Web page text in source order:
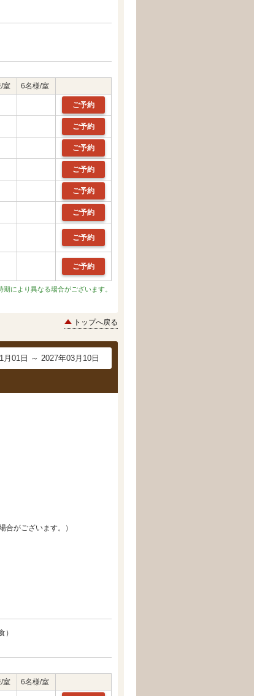
室 6名様/室
ご予約
ご予約
ご予約
ご予約
ご予約
ご予約
ご予約
ご予約
により異なる場合がございます。
トップへ戻る
月01日 ～ 2027年03月10日
合がございます。）
）
室 6名様/室